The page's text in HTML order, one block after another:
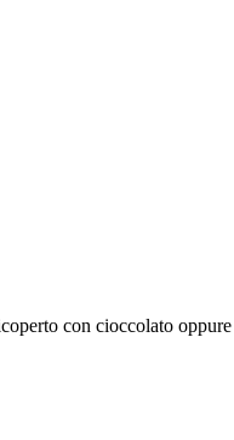
con cioccolato